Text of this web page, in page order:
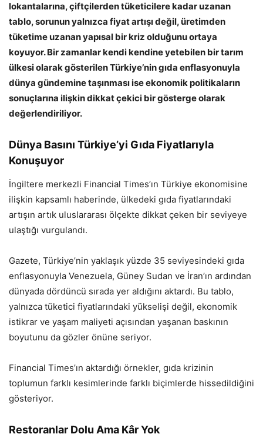
lokantalarına, çiftçilerden tüketicilere kadar uzanan
tablo, sorunun yalnızca fiyat artışı değil, üretimden
tüketime uzanan yapısal bir kriz olduğunu ortaya
koyuyor. Bir zamanlar kendi kendine yetebilen bir tarım
ülkesi olarak gösterilen Türkiye’nin gıda enflasyonuyla
dünya gündemine taşınması ise ekonomik politikaların
sonuçlarına ilişkin dikkat çekici bir gösterge olarak
değerlendiriliyor.
Dünya Basını Türkiye’yi Gıda Fiyatlarıyla
Konuşuyor
İngiltere merkezli Financial Times’ın Türkiye ekonomisine
ilişkin kapsamlı haberinde, ülkedeki gıda fiyatlarındaki
artışın artık uluslararası ölçekte dikkat çeken bir seviyeye
ulaştığı vurgulandı.
Gazete, Türkiye’nin yaklaşık yüzde 35 seviyesindeki gıda
enflasyonuyla Venezuela, Güney Sudan ve İran’ın ardından
dünyada dördüncü sırada yer aldığını aktardı. Bu tablo,
yalnızca tüketici fiyatlarındaki yükselişi değil, ekonomik
istikrar ve yaşam maliyeti açısından yaşanan baskının
boyutunu da gözler önüne seriyor.
Financial Times’ın aktardığı örnekler, gıda krizinin
toplumun farklı kesimlerinde farklı biçimlerde hissedildiğini
gösteriyor.
Restoranlar Dolu Ama Kâr Yok